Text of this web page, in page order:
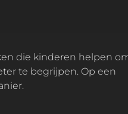
te begrijpen. Op een